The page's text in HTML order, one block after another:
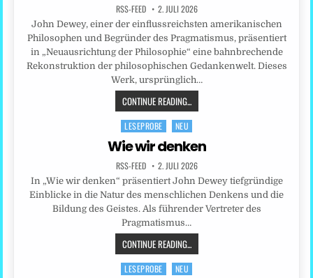
RSS-FEED 2. JULI 2026
John Dewey, einer der einflussreichsten amerikanischen
Philosophen und Begründer des Pragmatismus, präsentiert
in „Neuausrichtung der Philosophie“ eine bahnbrechende
Rekonstruktion der philosophischen Gedankenwelt. Dieses
Werk, ursprünglich…
CONTINUE READING...
Posted
in
LESEPROBE NEU
Wie wir denken
RSS-FEED 2. JULI 2026
In „Wie wir denken“ präsentiert John Dewey tiefgründige
Einblicke in die Natur des menschlichen Denkens und die
Bildung des Geistes. Als führender Vertreter des
Pragmatismus…
CONTINUE READING...
Posted
LESEPROBE NEU